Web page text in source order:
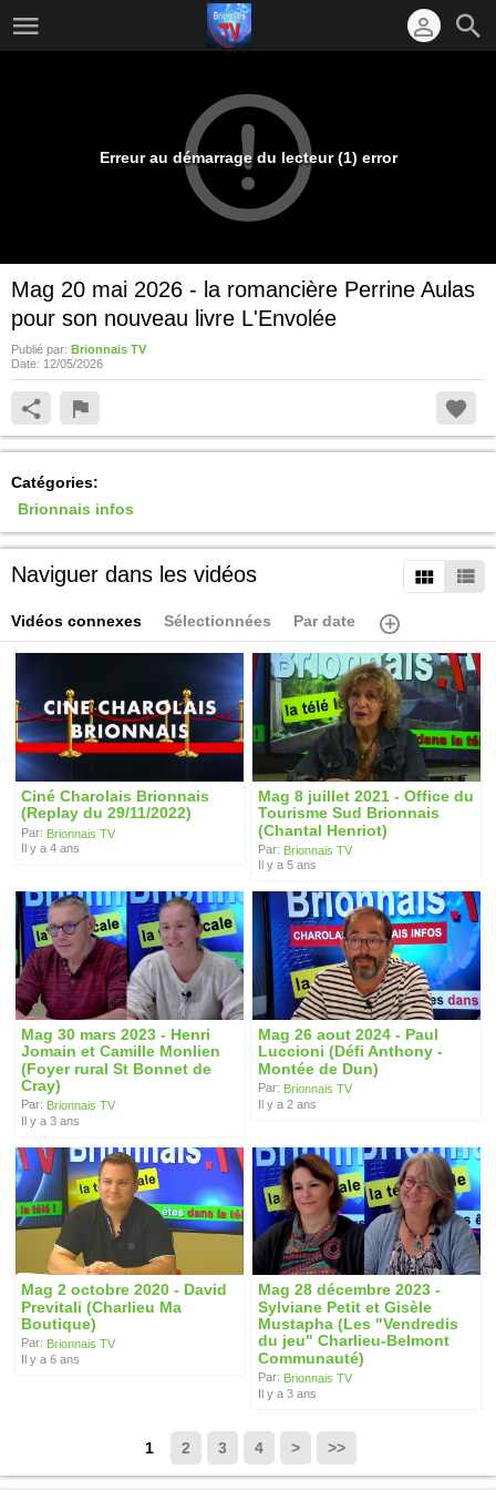
Erreur au démarrage du lecteur (1) error
Mag 20 mai 2026 - la romancière Perrine Aulas
pour son nouveau livre L'Envolée
Publié par: Brionnais TV
Date: 12/05/2026
Catégories:
Brionnais infos
Naviguer dans les vidéos
Vidéos connexes Sélectionnées Par date
Ciné Charolais Brionnais
(Replay du 29/11/2022)
Par: Brionnais TV
Il y a 4 ans
Mag 8 juillet 2021 - Office du
Tourisme Sud Brionnais
(Chantal Henriot)
Par: Brionnais TV
Il y a 5 ans
Mag 30 mars 2023 - Henri
Jomain et Camille Monlien
(Foyer rural St Bonnet de
Cray)
Par: Brionnais TV
Il y a 3 ans
Mag 26 aout 2024 - Paul
Luccioni (Défi Anthony -
Montée de Dun)
Par: Brionnais TV
Il y a 2 ans
Mag 2 octobre 2020 - David
Previtali (Charlieu Ma
Boutique)
Par: Brionnais TV
Il y a 6 ans
Mag 28 décembre 2023 -
Sylviane Petit et Gisèle
Mustapha (Les "Vendredis
du jeu" Charlieu-Belmont
Communauté)
Par: Brionnais TV
Il y a 3 ans
1 2 3 4 > >>